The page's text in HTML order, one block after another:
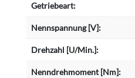
Getriebeart:
Nennspannung [V]:
Drehzahl [U/Min.]:
Nenndrehmoment [Nm]: